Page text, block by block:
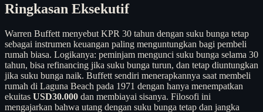
Ringkasan Eksekutif
Warren Buffett menyebut KPR 30 tahun dengan suku bunga tetap
sebagai instrumen keuangan paling menguntungkan bagi pembeli
rumah biasa. Logikanya: peminjam mengunci suku bunga selama 30
tahun, bisa refinancing jika suku bunga turun, dan tetap diuntungkan
jika suku bunga naik. Buffett sendiri menerapkannya saat membeli
rumah di Laguna Beach pada 1971 dengan hanya menempatkan
ekuitas USD30.000 dan membiayai sisanya. Filosofi ini
mengajarkan bahwa utang dengan suku bunga tetap dan jangka